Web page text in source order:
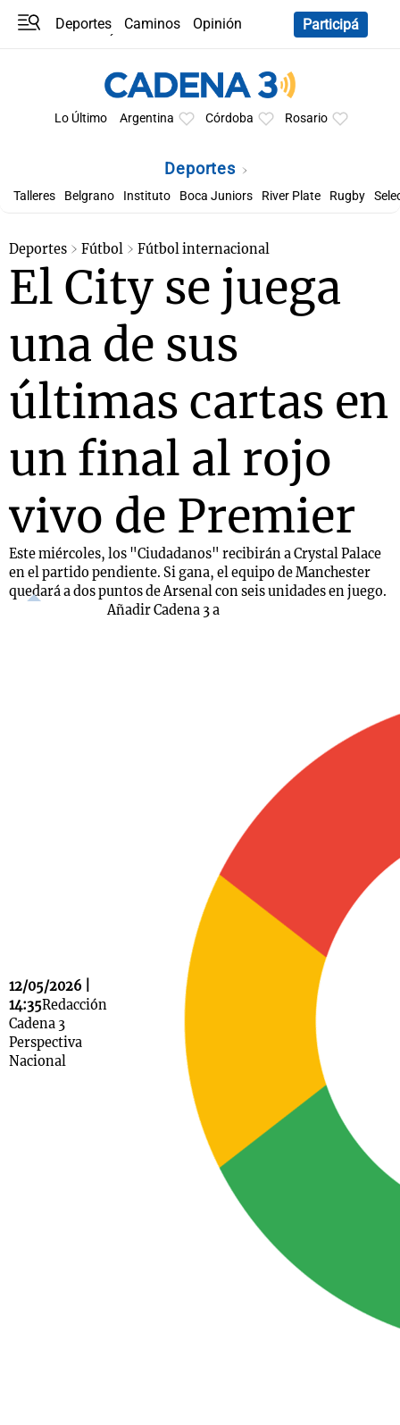
Deportes Caminos
Opinión
Participá
Lo Último Argentina Córdoba Rosario
Deportes
Talleres Belgrano Instituto Boca Juniors River Plate Rugby
Deportes Fútbol Fútbol internacional
El City se juega
una de sus
últimas cartas en
un final al rojo
vivo de Premier
Este miércoles, los "Ciudadanos" recibirán a Crystal Palace
en el partido pendiente. Si gana, el equipo de Manchester
quedará a dos puntos de Arsenal con seis unidades en juego.
12/05/2026 |
14:35Redacción
Cadena 3
Perspectiva
Nacional
Añadir Cadena 3 a
Mundial 2026
La Sole en
Cadena 3